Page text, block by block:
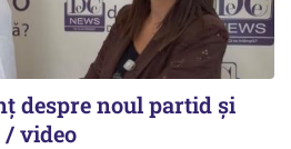
despre noul partid și
video